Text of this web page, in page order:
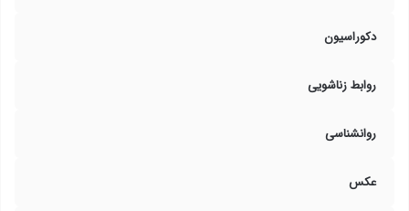
دکوراسیون
روابط زناشویی
روانشناسی
عکس